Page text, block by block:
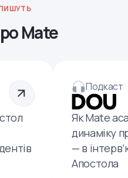
Mate
Подкаст
Як Mate
динаміку
— в
Апостола